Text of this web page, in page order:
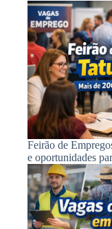
Feirão de
e oportunidades